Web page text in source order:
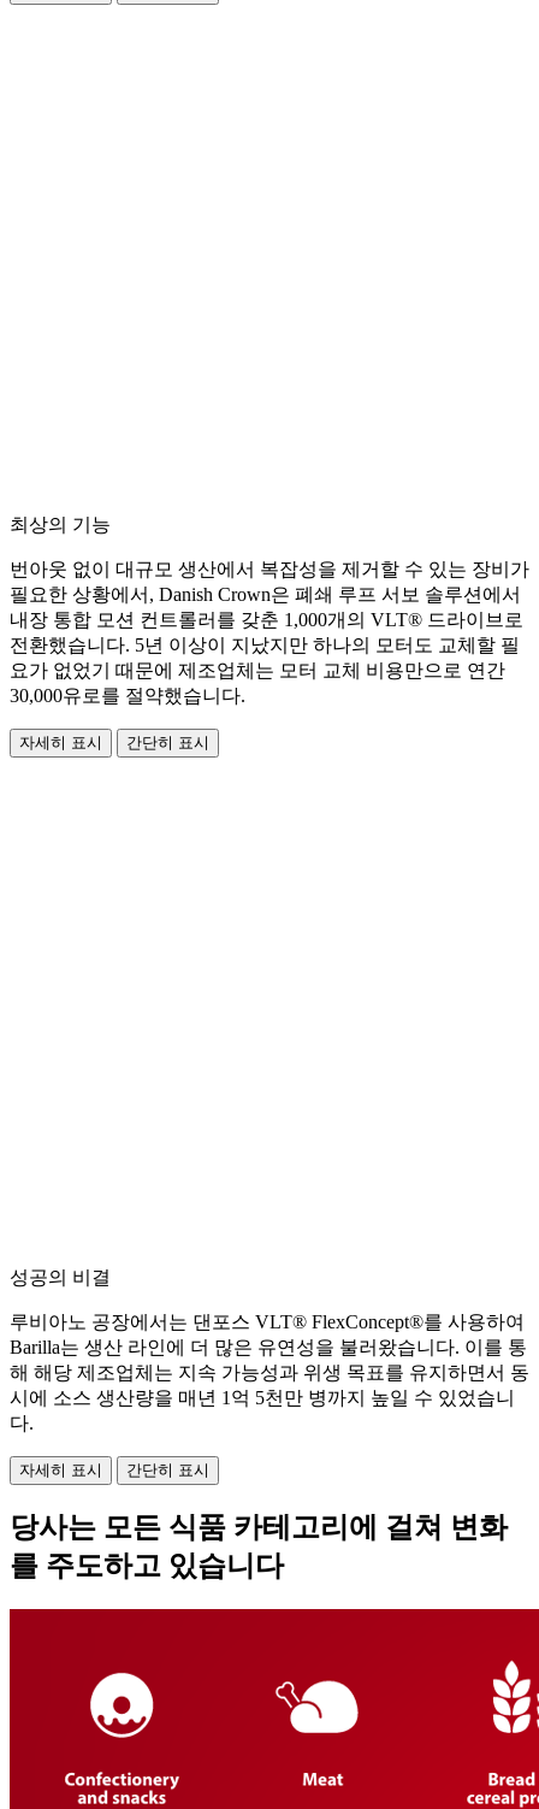
최상의 기능
번아웃 없이 대규모 생산에서 복잡성을 제거할 수 있는 장비가
필요한 상황에서, Danish Crown은 폐쇄 루프 서보 솔루션에서
내장 통합 모션 컨트롤러를 갖춘 1,000개의 VLT® 드라이브로
전환했습니다. 5년 이상이 지났지만 하나의 모터도 교체할 필
요가 없었기 때문에 제조업체는 모터 교체 비용만으로 연간
30,000유로를 절약했습니다.
자세히 표시 간단히 표시
성공의 비결
루비아노 공장에서는 댄포스 VLT® FlexConcept®를 사용하여
Barilla는 생산 라인에 더 많은 유연성을 불러왔습니다. 이를 통
해 해당 제조업체는 지속 가능성과 위생 목표를 유지하면서 동
시에 소스 생산량을 매년 1억 5천만 병까지 높일 수 있었습니
다.
자세히 표시 간단히 표시
당사는 모든 식품 카테고리에 걸쳐 변화
를 주도하고 있습니다